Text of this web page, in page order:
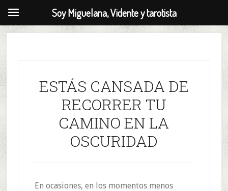
Skip
to
secondary
menu
Saltar
al
contenido
principal
ESTÁS CANSADA DE
RECORRER TU
CAMINO EN LA
OSCURIDAD
En ocasiones, en los momentos menos
Soy Miguelana, Vidente y tarotista